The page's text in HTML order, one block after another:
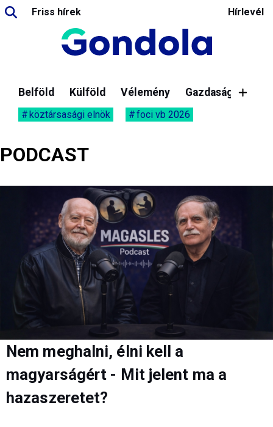
Friss hírek Hírlevél
Belföld Külföld Vélemény Gazdaság
köztársasági elnök foci vb 2026
PODCAST
Nem meghalni, élni kell a
magyarságért - Mit jelent ma a
hazaszeretet?